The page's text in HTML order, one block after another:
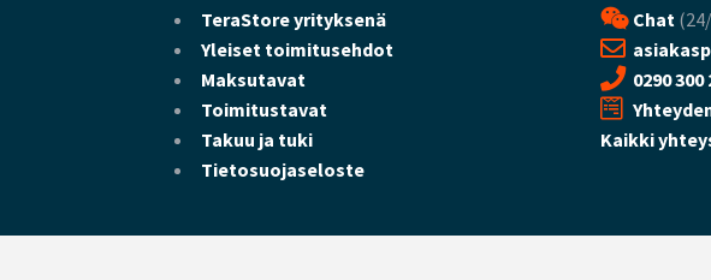
TeraStore yrityksenä
Yleiset toimitusehdot
Maksutavat
Toimitustavat
Takuu ja tuki
Tietosuojaseloste
Chat
0290 300
Kaikki